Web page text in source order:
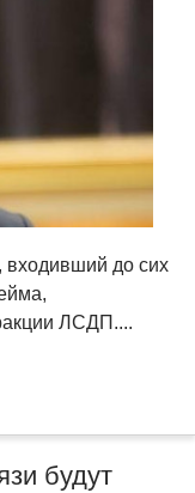
входивший до сих
ЛСДП....
будут